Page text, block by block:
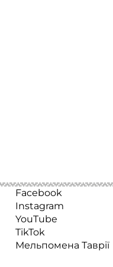
Facebook
Instagram
YouTube
TikTok
Мельпомена Таврії